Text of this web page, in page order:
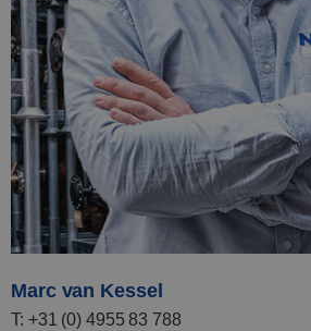
Marc van Kessel
T: +31 (0) 4955 83 788